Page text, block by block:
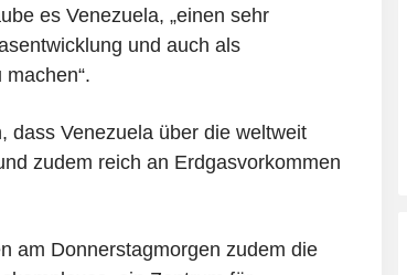
es Venezuela, „einen sehr
und auch als
dass Venezuela über die weltweit
zudem reich an Erdgasvorkommen
am Donnerstagmorgen zudem die